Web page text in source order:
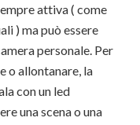
attiva ( come
) ma può essere
personale. Per
o allontanare, la
con un led
una scena o una